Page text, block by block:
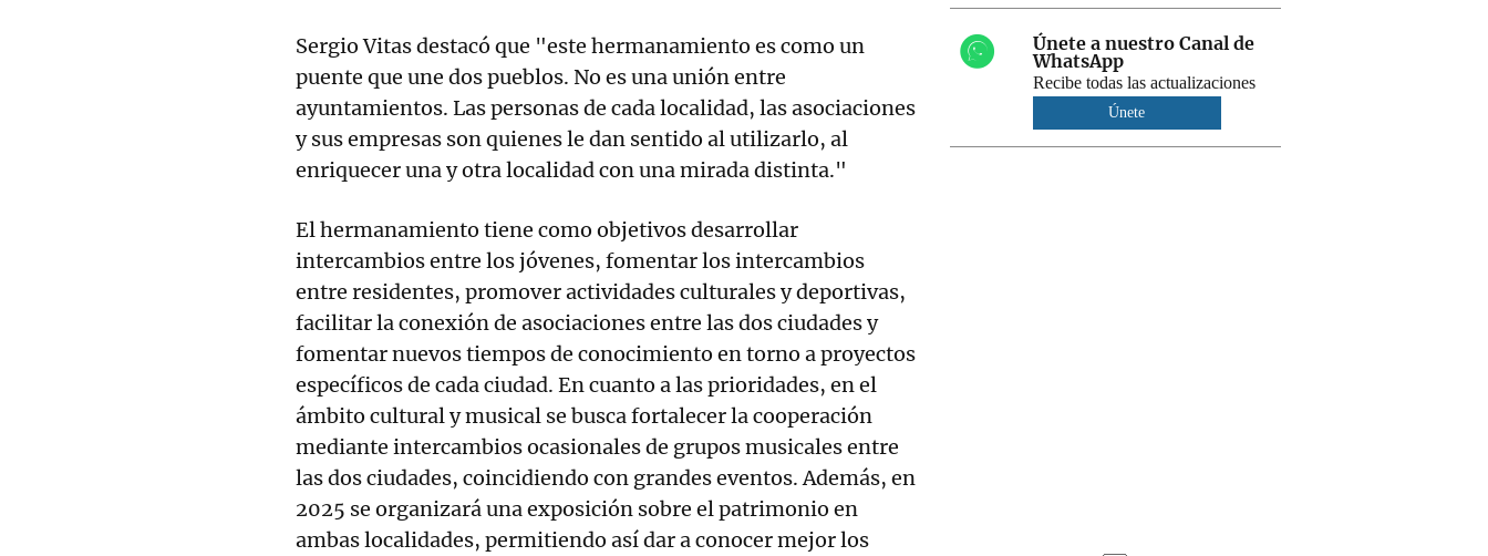
Sergio Vitas destacó que "este hermanamiento es como un
puente que une dos pueblos. No es una unión entre
ayuntamientos. Las personas de cada localidad, las asociaciones
y sus empresas son quienes le dan sentido al utilizarlo, al
enriquecer una y otra localidad con una mirada distinta."
El hermanamiento tiene como objetivos desarrollar
intercambios entre los jóvenes, fomentar los intercambios
entre residentes, promover actividades culturales y deportivas,
facilitar la conexión de asociaciones entre las dos ciudades y
fomentar nuevos tiempos de conocimiento en torno a proyectos
específicos de cada ciudad. En cuanto a las prioridades, en el
ámbito cultural y musical se busca fortalecer la cooperación
mediante intercambios ocasionales de grupos musicales entre
las dos ciudades, coincidiendo con grandes eventos. Además, en
2025 se organizará una exposición sobre el patrimonio en
ambas localidades, permitiendo así dar a conocer mejor los
Únete a nuestro Canal de
WhatsApp
Recibe todas las actualizaciones
Únete